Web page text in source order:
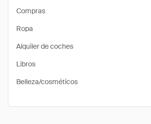
Compras
Ropa
Alquiler de coches
Libros
Belleza/cosméticos